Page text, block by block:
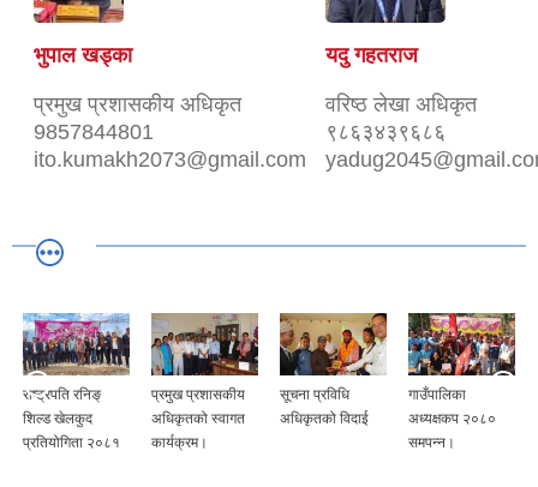
भुपाल खड्का
प्रमुख प्रशासकीय अधिकृत
9857844801
ito.kumakh2073@gmail.com
यदु गहतराज
वरिष्ठ लेखा अधिकृत
९८६३४३९६८६
राष्ट्रपति रनिङ्
शिल्ड खेलकुद
प्रतियोगिता २०८१
प्रमुख प्रशासकीय
अधिकृतको स्वागत
कार्यक्रम।
सूचना प्रविधि
अधिकृतको विदाई
गाउँपालिका
अध्यक्षकप २०८०
समपन्न।